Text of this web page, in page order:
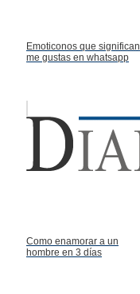
Emoticonos que significan
me gustas en whatsapp
Como enamorar a un
hombre en 3 días